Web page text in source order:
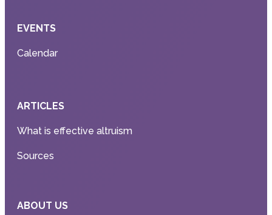
EVENTS
Calendar
ARTICLES
What is effective altruism
Sources
ABOUT US